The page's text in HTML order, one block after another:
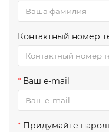
Контактный номер
Ваш e-mail
Придумайте